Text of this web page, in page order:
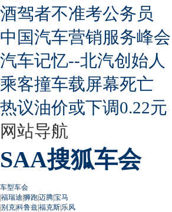
酒驾者不准考公务员
中国汽车营销服务峰会
汽车记忆--北汽创始人
乘客撞车载屏幕死亡
热议油价或下调0.22元
网站导航
SAA搜狐车会
车型车会
|福瑞迪|狮跑|迈腾|宝马
|别克|科鲁兹|福克斯|乐风